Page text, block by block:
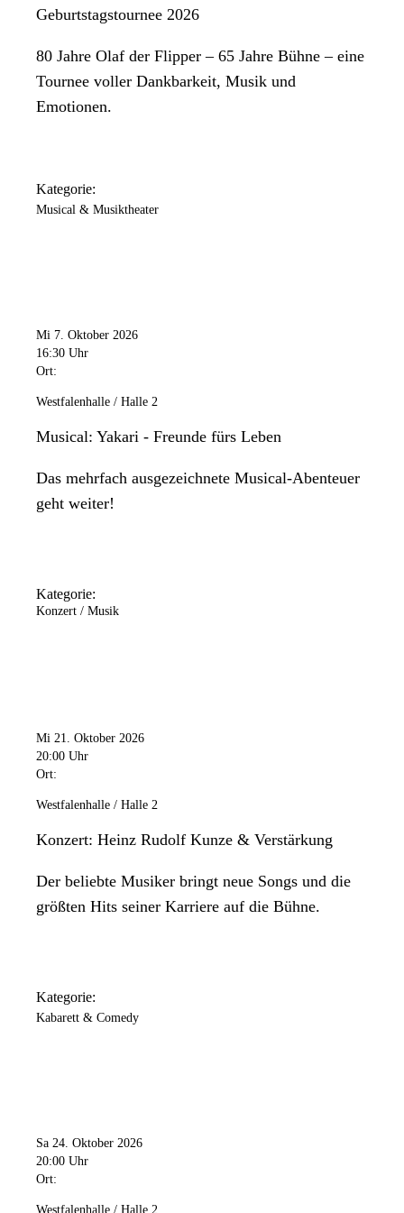
Geburtstagstournee 2026
80 Jahre Olaf der Flipper – 65 Jahre Bühne – eine
Tournee voller Dankbarkeit, Musik und
Emotionen.
Kategorie:
Musical & Musiktheater
Mi 7. Oktober 2026
16:30 Uhr
Ort:
Westfalenhalle / Halle 2
Musical: Yakari - Freunde fürs Leben
Das mehrfach ausgezeichnete Musical-Abenteuer
geht weiter!
Kategorie:
Konzert / Musik
Mi 21. Oktober 2026
20:00 Uhr
Ort:
Westfalenhalle / Halle 2
Konzert: Heinz Rudolf Kunze & Verstärkung
Der beliebte Musiker bringt neue Songs und die
größten Hits seiner Karriere auf die Bühne.
Kategorie:
Kabarett & Comedy
Sa 24. Oktober 2026
20:00 Uhr
Ort:
Westfalenhalle / Halle 2